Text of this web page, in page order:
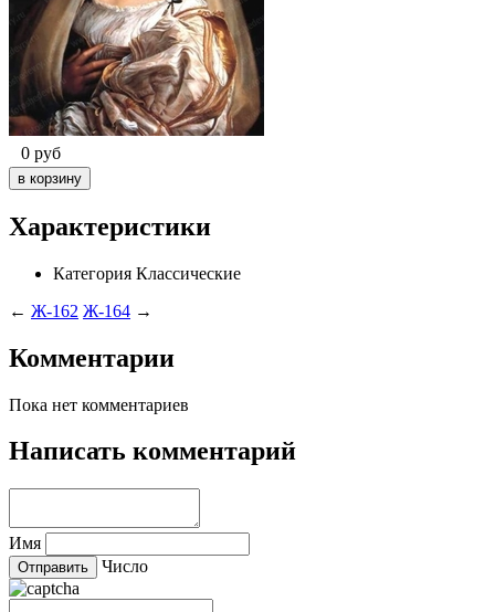
0 руб
Характеристики
Категория Классические
← Ж-162 Ж-164 →
Комментарии
Пока нет комментариев
Написать комментарий
Имя
Число